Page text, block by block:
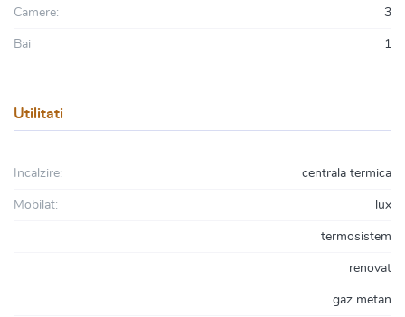
Camere: 3
Bai 1
Utilitati
Incalzire: centrala termica
Mobilat: lux
termosistem
renovat
gaz metan